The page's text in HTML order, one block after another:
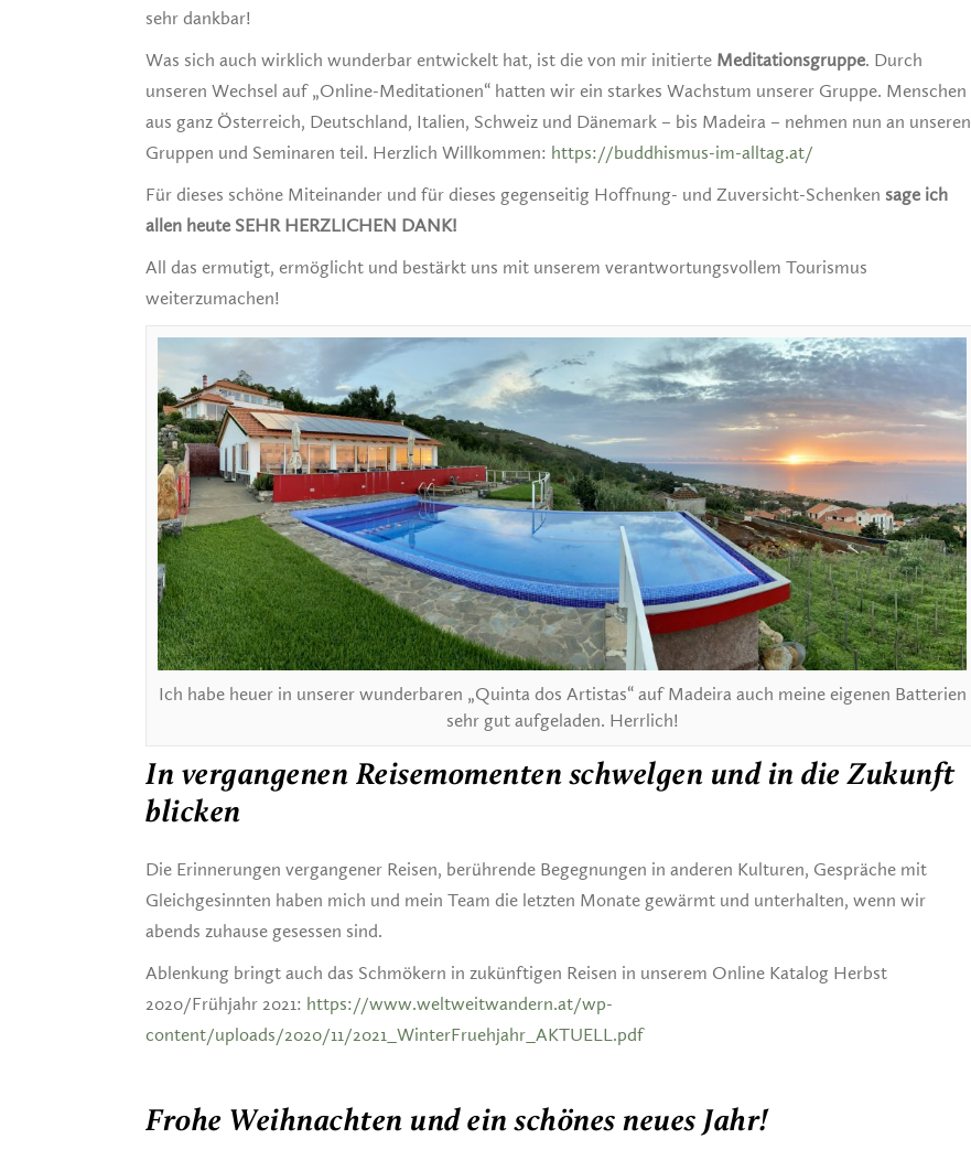
sehr dankbar!
Was sich auch wirklich wunderbar entwickelt hat, ist die von mir initierte Meditationsgruppe. Durch
unseren Wechsel auf „Online-Meditationen“ hatten wir ein starkes Wachstum unserer Gruppe. Menschen
aus ganz Österreich, Deutschland, Italien, Schweiz und Dänemark – bis Madeira – nehmen nun an unseren
Gruppen und Seminaren teil. Herzlich Willkommen: https://buddhismus-im-alltag.at/
Für dieses schöne Miteinander und für dieses gegenseitig Hoffnung- und Zuversicht-Schenken sage ich
allen heute SEHR HERZLICHEN DANK!
All das ermutigt, ermöglicht und bestärkt uns mit unserem verantwortungsvollem Tourismus
weiterzumachen!
Ich habe heuer in unserer wunderbaren „Quinta dos Artistas“ auf Madeira auch meine eigenen Batterien
sehr gut aufgeladen. Herrlich!
In vergangenen Reisemomenten schwelgen und in die Zukunft
blicken
Die Erinnerungen vergangener Reisen, berührende Begegnungen in anderen Kulturen, Gespräche mit
Gleichgesinnten haben mich und mein Team die letzten Monate gewärmt und unterhalten, wenn wir
abends zuhause gesessen sind.
Ablenkung bringt auch das Schmökern in zukünftigen Reisen in unserem Online Katalog Herbst
2020/Frühjahr 2021: https://www.weltweitwandern.at/wp-
content/uploads/2020/11/2021_WinterFruehjahr_AKTUELL.pdf
Frohe Weihnachten und ein schönes neues Jahr!